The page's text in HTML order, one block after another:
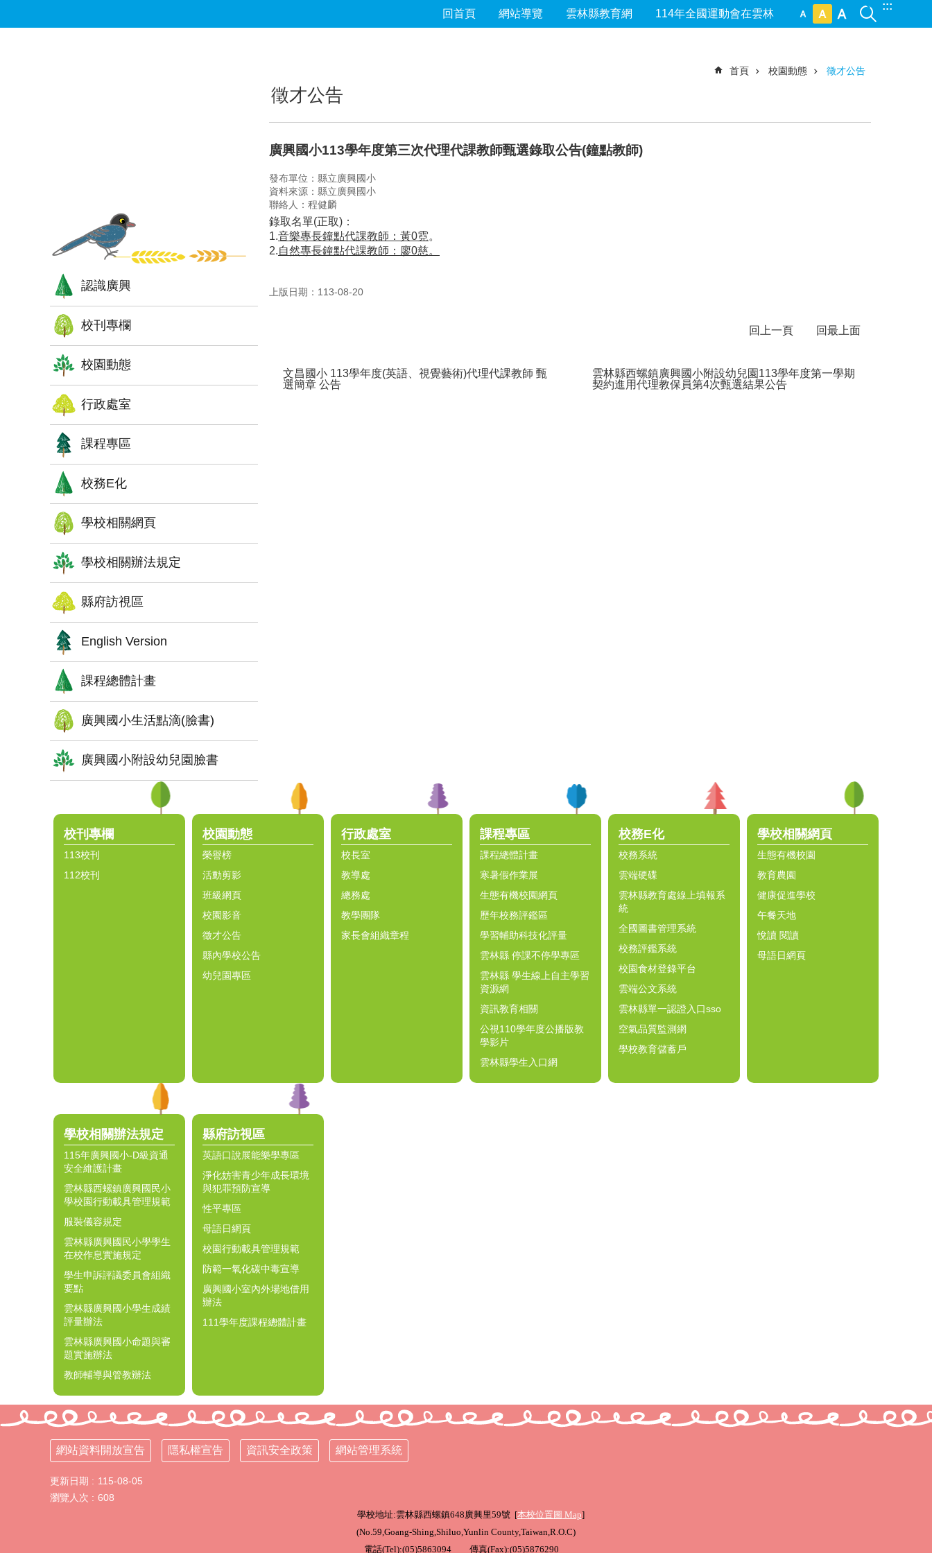
:::
回首頁 網站導覽 雲林縣教育網 114年全國運動會在雲林
認識廣興
校刊專欄
校園動態
行政處室
課程專區
校務E化
學校相關網頁
學校相關辦法規定
縣府訪視區
English Version
課程總體計畫
廣興國小生活點滴(臉書)
廣興國小附設幼兒園臉書
首頁 校園動態 徵才公告
徵才公告
廣興國小113學年度第三次代理代課教師甄選錄取公告(鐘點教師)
發布單位：縣立廣興國小
資料來源：縣立廣興國小
聯絡人：程健麟
錄取名單(正取)：
1.音樂專長鐘點代課教師：黃0霓。
2.自然專長鐘點代課教師：廖0慈。
上版日期：113-08-20
回上一頁 回最上面
文昌國小 113學年度(英語、視覺藝術)代理代課教師 甄
選簡章 公告
雲林縣西螺鎮廣興國小附設幼兒園113學年度第一學期
契約進用代理教保員第4次甄選結果公告
校刊專欄
113校刊
112校刊
校園動態
榮譽榜
活動剪影
班級網頁
校園影音
徵才公告
縣內學校公告
幼兒園專區
行政處室
校長室
教導處
總務處
教學團隊
家長會組織章程
課程專區
課程總體計畫
寒暑假作業展
生態有機校園網頁
歷年校務評鑑區
學習輔助科技化評量
雲林縣 停課不停學專區
雲林縣 學生線上自主學習
資源網
資訊教育相關
公視110學年度公播版教
學影片
雲林縣學生入口網
校務E化
校務系統
雲端硬碟
雲林縣教育處線上填報系
統
全國圖書管理系統
校務評鑑系統
校園食材登錄平台
雲端公文系統
雲林縣單一認證入口sso
空氣品質監測網
學校教育儲蓄戶
學校相關網頁
生態有機校園
教育農園
健康促進學校
午餐天地
悅讀 閱讀
母語日網頁
學校相關辦法規定
115年廣興國小-D級資通
安全維護計畫
雲林縣西螺鎮廣興國民小
學校園行動載具管理規範
服裝儀容規定
雲林縣廣興國民小學學生
在校作息實施規定
學生申訴評議委員會組織
要點
雲林縣廣興國小學生成績
評量辦法
雲林縣廣興國小命題與審
題實施辦法
教師輔導與管教辦法
縣府訪視區
英語口說展能樂學專區
淨化妨害青少年成長環境
與犯罪預防宣導
性平專區
母語日網頁
校園行動載具管理規範
防範一氧化碳中毒宣導
廣興國小室內外場地借用
辦法
111學年度課程總體計畫
網站資料開放宣告 隱私權宣告 資訊安全政策 網站管理系統
更新日期
115-08-05
瀏覽人次
608
學校地址:雲林縣西螺鎮648廣興里59號 [本校位置圖 Map]
(No.59,Goang-Shing,Shiluo,Yunlin County,Taiwan,R.O.C)
電話(Tel):(05)5863094 傳真(Fax):(05)5876290